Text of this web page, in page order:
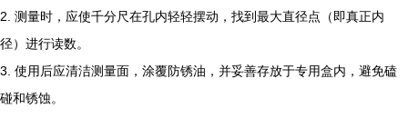
2. 测量时，应使千分尺在孔内轻轻摆动，找到最大直径点（即真正内
径）进行读数。
3. 使用后应清洁测量面，涂覆防锈油，并妥善存放于专用盒内，避免磕
碰和锈蚀。